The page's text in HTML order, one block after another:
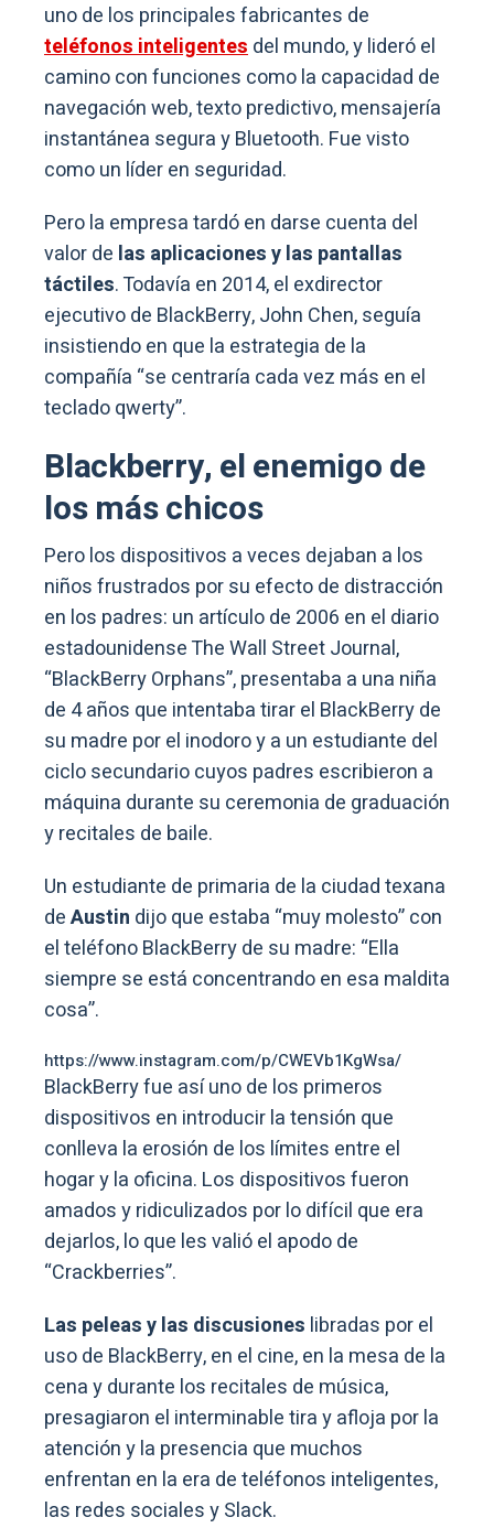
uno de los principales fabricantes de
teléfonos inteligentesdel mundo, y lideró el
camino con funciones como la capacidad de
navegación web, texto predictivo, mensajería
instantánea segura y Bluetooth. Fue visto
como un líder en seguridad.
Pero la empresa tardó en darse cuenta del
valor de las aplicaciones y las pantallas
táctiles. Todavía en 2014, el exdirector
ejecutivo de BlackBerry, John Chen, seguía
insistiendo en que la estrategia de la
compañía “se centraría cada vez más en el
teclado qwerty”.
Blackberry, el enemigo de
los más chicos
Pero los dispositivos a veces dejaban a los
niños frustrados por su efecto de distracción
en los padres: un artículo de 2006 en el diario
estadounidense The Wall Street Journal,
“BlackBerry Orphans”, presentaba a una niña
de 4 años que intentaba tirar el BlackBerry de
su madre por el inodoro y a un estudiante del
ciclo secundario cuyos padres escribieron a
máquina durante su ceremonia de graduación
y recitales de baile.
Un estudiante de primaria de la ciudad texana
deAustin dijo que estaba “muy molesto” con
el teléfono BlackBerry de su madre: “Ella
siempre se está concentrando en esa maldita
cosa”.
https://www.instagram.com/p/CWEVb1KgWsa/
BlackBerry fue así uno de los primeros
dispositivos en introducir la tensión que
conlleva la erosión de los límites entre el
hogar y la oficina. Los dispositivos fueron
amados y ridiculizados por lo difícil que era
dejarlos, lo que les valió el apodo de
“Crackberries”.
Las peleas y las discusiones libradas por el
uso de BlackBerry, en el cine, en la mesa de la
cena y durante los recitales de música,
presagiaron el interminable tira y afloja por la
atención y la presencia que muchos
enfrentan en la era de teléfonos inteligentes,
las redes sociales y Slack.